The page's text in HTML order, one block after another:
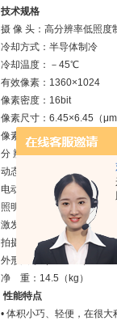
技术规格
摄 像 头：高分辨率低照度
冷却方式：半导体制冷
冷却温度：－45℃
有效像素：1360×1024
像素密度：16bit
像素尺寸：6.45×6.45（μm
像素合并：1×1，2×2，
分 辨 率：140万像素
动态范围：＞4个数量级
电动镜头：F/0.95，大口
照明模式：反射白光
激发光源：LED反射白
拍摄面积：180×180（mm
外形尺寸（L×W×H）：
净 重：14.5（kg）
性能特点
• 体积小巧、轻便，在很大